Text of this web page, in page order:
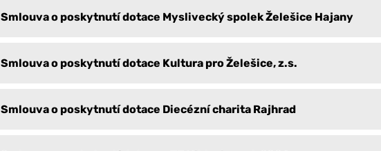
Smlouva o poskytnutí dotace Myslivecký spolek Želešice Hajany
Smlouva o poskytnutí dotace Kultura pro Želešice, z.s.
Smlouva o poskytnutí dotace Diecézní charita Rajhrad